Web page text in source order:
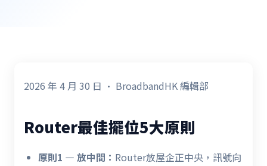
2026 年 4 月 30 日 · BroadbandHK 編輯部
Router最佳擺位5大原則
原則1 — 放中間： Router放屋企正中央，訊號向